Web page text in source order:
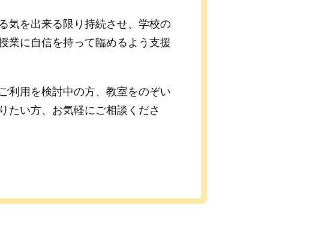
気を出来る限り持続させ、学校の
業に自信を持って臨めるよう支援
利用を検討中の方、教室をのぞい
たい方、お気軽にご相談くださ